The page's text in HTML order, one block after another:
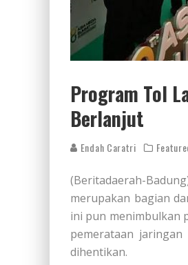
Program Tol
Berlanjut
Endah Caratri
(Beritadaerah-
merupakan bagian
ini pun menimbulkan
pemerataan
dihentikan.